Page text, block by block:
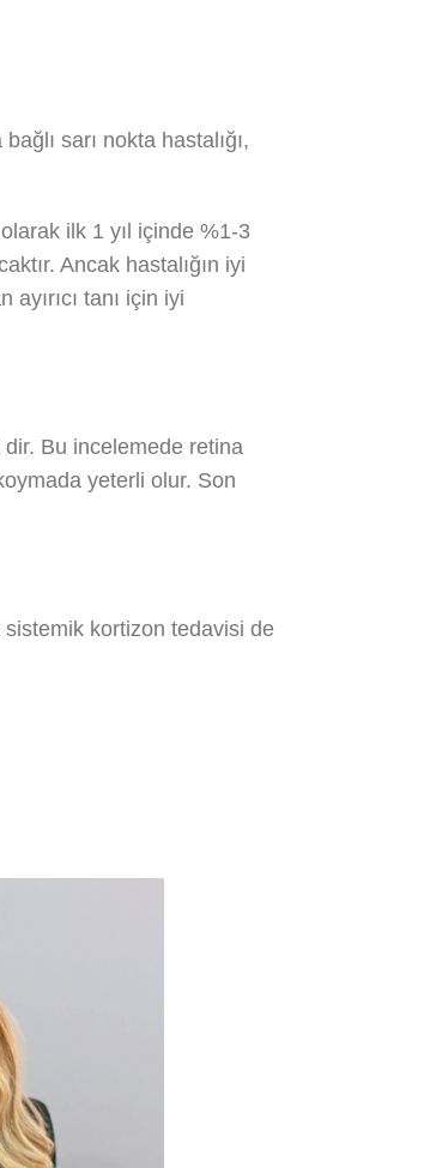
sarı nokta hastalığı,
ilk 1 yıl içinde %1-3
Ancak hastalığın iyi
tanı için iyi
Bu incelemede retina
yeterli olur. Son
sistemik kortizon tedavisi de